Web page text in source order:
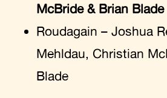
McBride & Brian Blade
Roudagain – Joshua
Mehldau, Christian
Blade